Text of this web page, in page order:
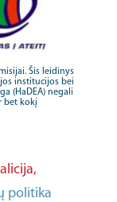
Šis leidinys
institucijos bei
(HaDEA) negali
bet kokį
politika